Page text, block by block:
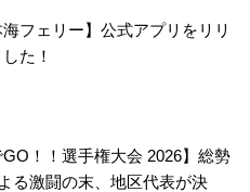
海フェリー】公式アプリをリリ
た！
GO！！選手権大会 2026】総勢
る激闘の末、地区代表が決